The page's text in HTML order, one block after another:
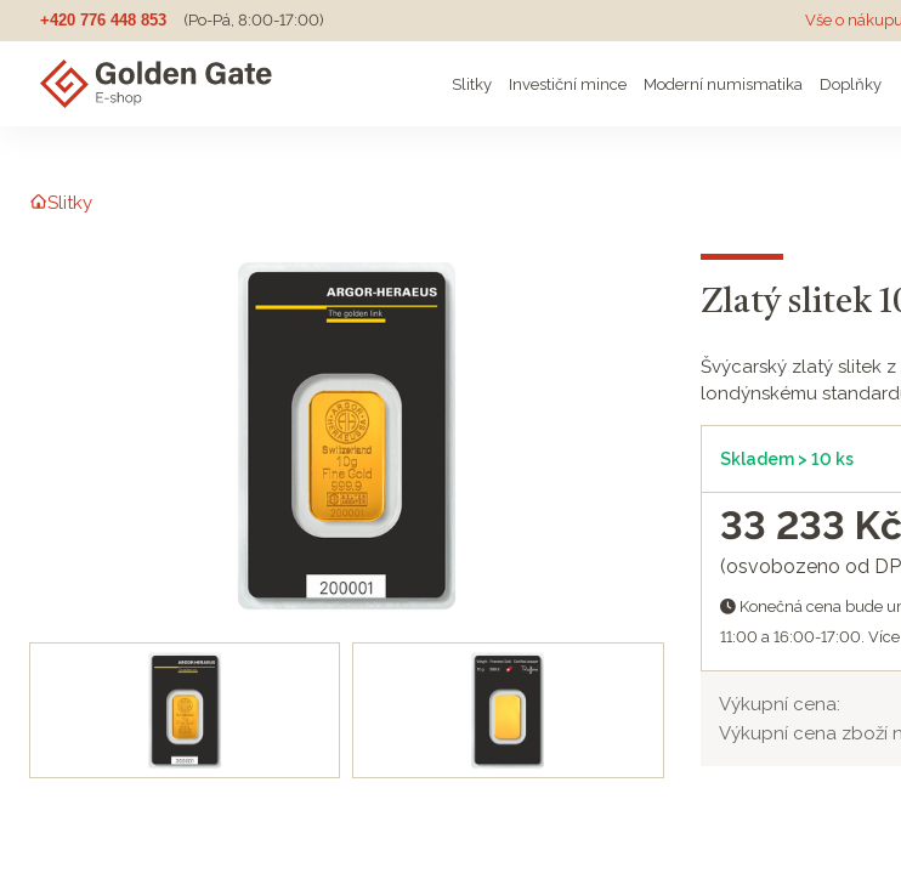
+420 776 448 853 (Po-Pá, 8:00-17:00) Vše o
Slitky Investiční mince Moderní numismatika Doplňky
Slitky
Zlatý slitek
Švýcarský zlatý slitek
londýnskému
Skladem > 10 ks
33 233 Kč
(osvobozeno od
Konečná cena bude
11:00 a 16:00-17:00.
Výkupní cena:
Výkupní cena zboží